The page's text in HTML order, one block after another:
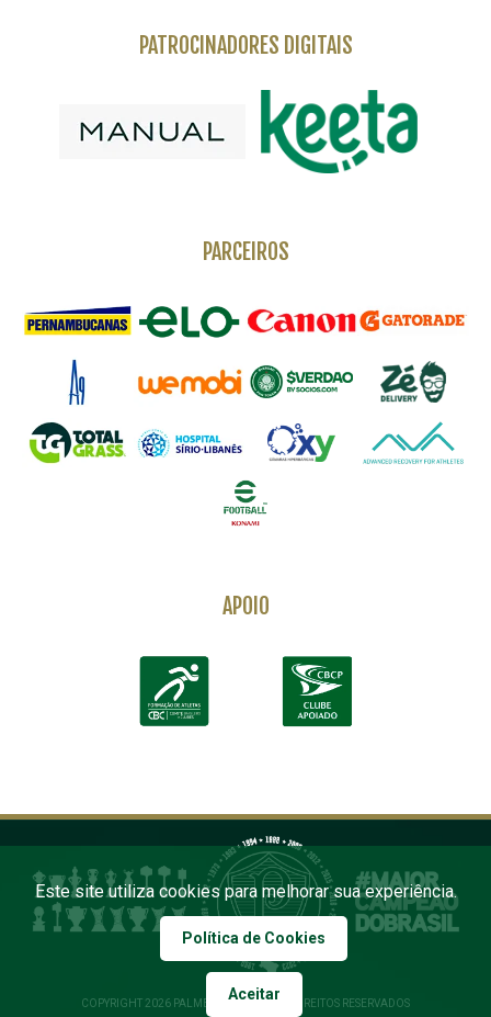
PATROCINADORES DIGITAIS
PARCEIROS
APOIO
COPYRIGHT 2026 PALMEIRAS. TODOS OS DIREITOS RESERVADOS
Este site utiliza cookies para melhorar sua experiência.
Política de Cookies
Aceitar